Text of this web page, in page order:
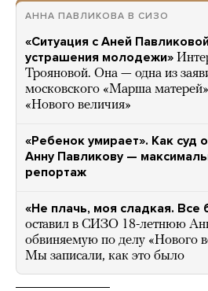
АННА ПАВЛИКОВА В СИЗО
«Ситуация с Аней
устрашения молодежи»
Трояновой. Она — одна из
московского «Марша
«Нового величия»
«Ребенок умирает». Как суд
Анну Павликову —
репортаж
«Не плачь, моя сладкая. Все
оставил в СИЗО 18-летнюю
обвиняемую по делу «Нового
Мы записали, как это было